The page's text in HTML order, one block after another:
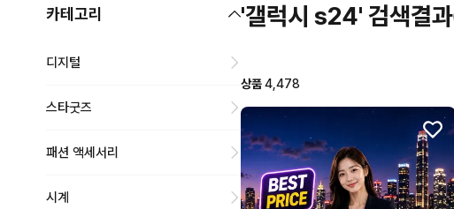
카테고리
디지털
스타굿즈
패션 액세서리
시계
'갤럭시 s24' 검색결과
상품4,478